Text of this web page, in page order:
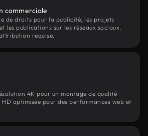
commerciale
de droits pour la publicité, les projets
les publications sur les réseaux sociaux.
requise.
4K pour un montage de qualité
optimisée pour des performances web et